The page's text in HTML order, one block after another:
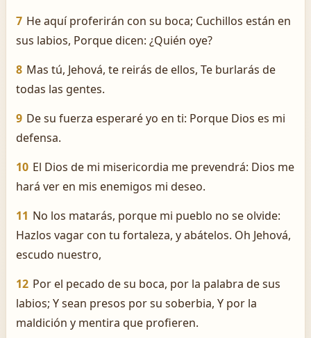
7 He aquí proferirán con su boca; Cuchillos están en
sus labios, Porque dicen: ¿Quién oye?
8 Mas tú, Jehová, te reirás de ellos, Te burlarás de
todas las gentes.
9 De su fuerza esperaré yo en ti: Porque Dios es mi
defensa.
10 El Dios de mi misericordia me prevendrá: Dios me
hará ver en mis enemigos mi deseo.
11 No los matarás, porque mi pueblo no se olvide:
Hazlos vagar con tu fortaleza, y abátelos. Oh Jehová,
escudo nuestro,
12 Por el pecado de su boca, por la palabra de sus
labios; Y sean presos por su soberbia, Y por la
maldición y mentira que profieren.